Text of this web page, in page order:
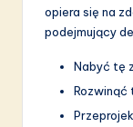
opiera się na
podejmujący
Nabyć tę
Rozwinąć